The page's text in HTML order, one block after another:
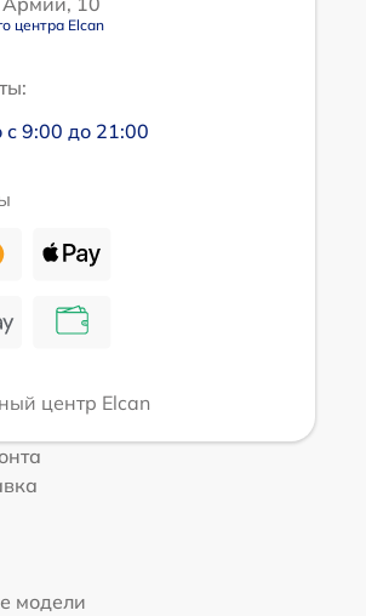
центра Elcan
9:00 до 21:00
центр Elcan
модели